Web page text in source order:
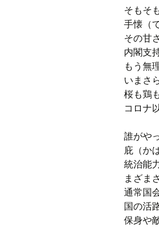
そもそ
手懐（
その甘
内閣支
もう無
いまさ
桜も鶏
コロナ
誰がや
庇（か
統治能
まざま
通常国
国の活
保身や